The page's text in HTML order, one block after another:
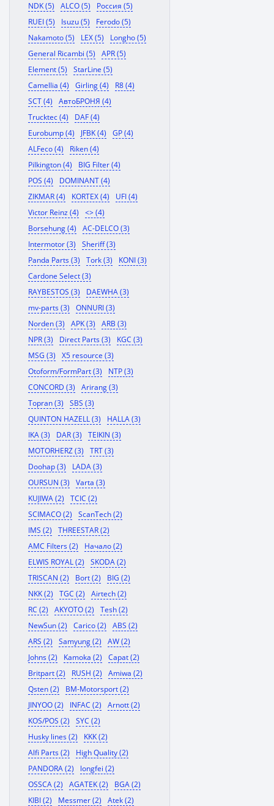
NDK (5)
ALCO (5)
Россия (5)
RUEI (5)
Isuzu (5)
Ferodo (5)
Nakamoto (5)
LEX (5)
Longho (5)
General Ricambi (5)
APR (5)
Element (5)
StarLine (5)
Camellia (4)
Girling (4)
R8 (4)
SCT (4)
АвтоБРОНЯ (4)
Trucktec (4)
DAF (4)
Eurobump (4)
JFBK (4)
GP (4)
ALFeco (4)
Riken (4)
Pilkington (4)
BIG Filter (4)
POS (4)
DOMINANT (4)
ZIKMAR (4)
KORTEX (4)
UFI (4)
Victor Reinz (4)
<> (4)
Borsehung (4)
AC-DELCO (3)
Intermotor (3)
Sheriff (3)
Panda Parts (3)
Tork (3)
KONI (3)
Cardone Select (3)
RAYBESTOS (3)
DAEWHA (3)
mv-parts (3)
ONNURI (3)
Norden (3)
APK (3)
ARB (3)
NPR (3)
Direct Parts (3)
KGC (3)
MSG (3)
X5 resource (3)
Otoform/FormPart (3)
NTP (3)
CONCORD (3)
Arirang (3)
Topran (3)
SBS (3)
QUINTON HAZELL (3)
HALLA (3)
IKA (3)
DAR (3)
TEIKIN (3)
MOTORHERZ (3)
TRT (3)
Doohap (3)
LADA (3)
OURSUN (3)
Varta (3)
KUJIWA (2)
TCIC (2)
SCIMACO (2)
ScanTech (2)
IMS (2)
THREESTAR (2)
AMC Filters (2)
Начало (2)
ELWIS ROYAL (2)
SKODA (2)
TRISCAN (2)
Bort (2)
BIG (2)
NKK (2)
TGC (2)
Airtech (2)
RC (2)
AKYOTO (2)
Tesh (2)
NewSun (2)
Carico (2)
ABS (2)
ARS (2)
Samyung (2)
AW (2)
Johns (2)
Kamoka (2)
Capat (2)
Britpart (2)
RUSH (2)
Amiwa (2)
Qsten (2)
BM-Motorsport (2)
JINYOO (2)
INFAC (2)
Arnott (2)
KOS/POS (2)
SYC (2)
Husky lines (2)
KKK (2)
Alfi Parts (2)
High Quality (2)
PANDORA (2)
longfei (2)
OSSCA (2)
AGATEK (2)
BGA (2)
KIBI (2)
Messmer (2)
Atek (2)